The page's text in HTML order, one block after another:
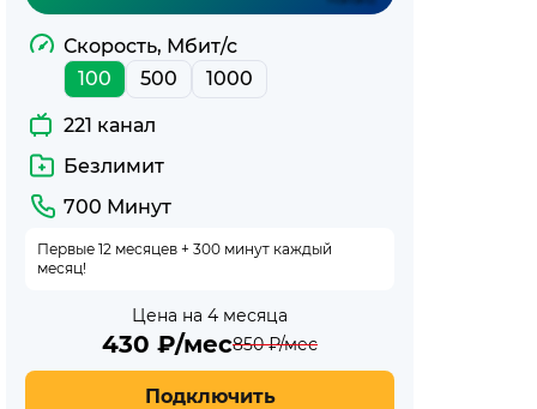
Скорость, Мбит/с
100
500 1000
221 канал
Безлимит
700 Минут
Первые 12 месяцев + 300 минут каждый
месяц!
Цена на 4 месяца
430 ₽/мес850₽/мес
Подключить